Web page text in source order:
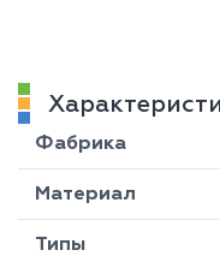
Фабрика
Материал
Типы